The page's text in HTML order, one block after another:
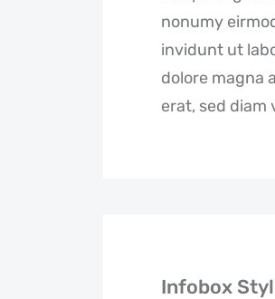
nonumy
invidunt ut
dolore magna
erat, sed diam
Infobox